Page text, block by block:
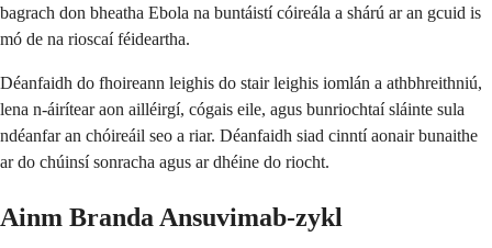
bagrach don bheatha Ebola na buntáistí cóireála a shárú ar an gcuid is
mó de na rioscaí féideartha.
Déanfaidh do fhoireann leighis do stair leighis iomlán a athbhreithniú,
lena n-áirítear aon ailléirgí, cógais eile, agus bunriochtaí sláinte sula
ndéanfar an chóireáil seo a riar. Déanfaidh siad cinntí aonair bunaithe
ar do chúinsí sonracha agus ar dhéine do riocht.
Ainm Branda Ansuvimab-zykl